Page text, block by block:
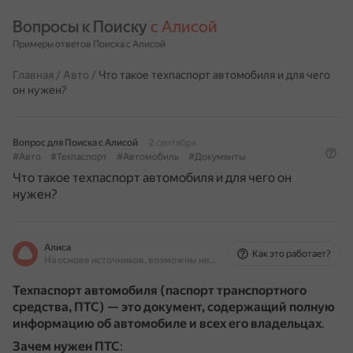
Вопросы к Поиску с Алисой
Примеры ответов Поиска с Алисой
Главная / Авто / Что такое техпаспорт автомобиля и для чего
он нужен?
Вопрос для Поиска с Алисой
2 сентября
#Авто
#Техпаспорт #Автомобиль #Документы
Что такое техпаспорт автомобиля и для чего он
нужен?
Алиса
На основе источников, возможны неточности
Как это работает?
Техпаспорт автомобиля (паспорт транспортного
средства, ПТС) — это документ, содержащий полную
информацию об автомобиле и всех его владельцах.
Зачем нужен ПТС: